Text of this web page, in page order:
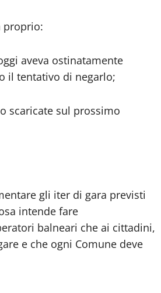
proprio:
aveva ostinatamente
il tentativo di negarlo;
scaricate sul prossimo
gli iter di gara previsti
intende fare
balneari che ai cittadini,
e che ogni Comune deve